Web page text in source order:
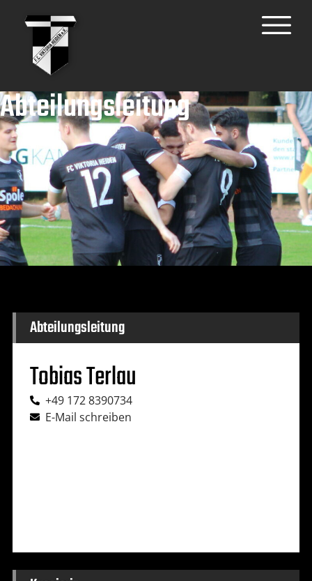
Abteilungsleitung
Abteilungsleitung
Tobias Terlau
+49 172 8390734
E-Mail schreiben